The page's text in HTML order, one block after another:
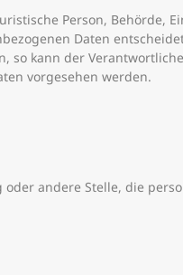
Person, Behörde,
Daten
kann der
vorgesehen werden.
andere Stelle, die